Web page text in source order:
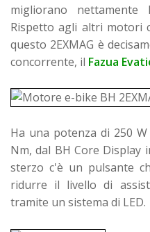
migliorano nettamente
Rispetto agli altri motori
questo 2EXMAG è
concorrente, il Fazua
Ha una potenza di 250
Nm, dal BH Core Display
sterzo c'è un pulsante
ridurre il livello di
tramite un sistema di LED.